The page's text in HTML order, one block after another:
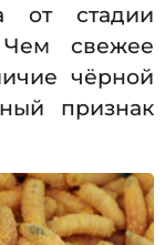
от стадии
свежее
чёрной
признак